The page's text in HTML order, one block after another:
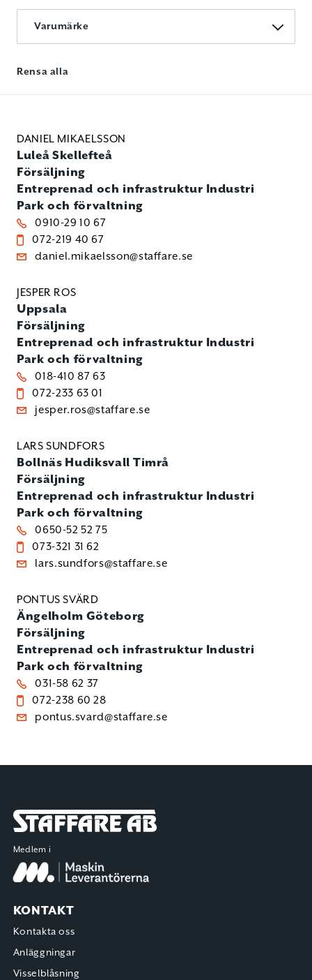
Varumärke
Rensa alla
DANIEL MIKAELSSON
Luleå Skellefteå
Försäljning
Entreprenad och infrastruktur Industri
Park och förvaltning
0910-29 10 67
072-219 40 67
daniel.mikaelsson@staffare.se
JESPER ROS
Uppsala
Försäljning
Entreprenad och infrastruktur Industri
Park och förvaltning
018-410 87 63
072-233 63 01
jesper.ros@staffare.se
LARS SUNDFORS
Bollnäs Hudiksvall Timrå
Försäljning
Entreprenad och infrastruktur Industri
Park och förvaltning
0650-52 52 75
073-321 31 62
lars.sundfors@staffare.se
PONTUS SVÄRD
Ängelholm Göteborg
Försäljning
Entreprenad och infrastruktur Industri
Park och förvaltning
031-58 62 37
072-238 60 28
pontus.svard@staffare.se
Staffare AB
Medlem i
KONTAKT
Kontakta oss
Anläggningar
Visselblåsning